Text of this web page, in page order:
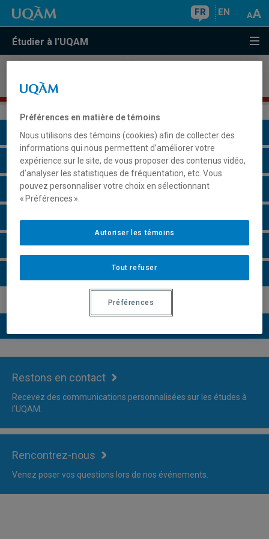
FR EN
Étudier à l'UQAM
prévention et la détection de la fraude comptable
Présentation du programme
Conditions d'admission
Cours à suivre et horaires
Faire une demande d'admission
Restons en contact
Recevez des communications personnalisées sur les études à
l'UQAM.
Rencontrez-nous
Venez poser vos questions lors de nos événements.
Préférences en matière de témoins
Nous utilisons des témoins (cookies) afin de collecter des
informations qui nous permettent d’améliorer votre
expérience sur le site, de vous proposer des contenus vidéo,
d’analyser les statistiques de fréquentation, etc. Vous
pouvez personnaliser votre choix en sélectionnant
« Préférences ».
Tout refuser
Autoriser les témoins
Préférences